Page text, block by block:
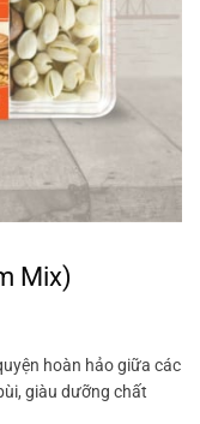
Mix)
hoàn hảo giữa các
giàu dưỡng chất